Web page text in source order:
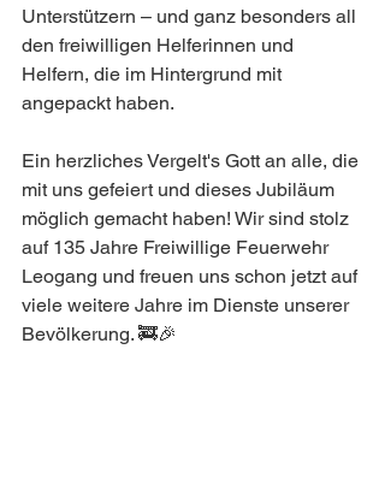
Unterstützern – und ganz besonders all
den freiwilligen Helferinnen und
Helfern, die im Hintergrund mit
angepackt haben.
Ein herzliches Vergelt's Gott an alle, die
mit uns gefeiert und dieses Jubiläum
möglich gemacht haben! Wir sind stolz
auf 135 Jahre Freiwillige Feuerwehr
Leogang und freuen uns schon jetzt auf
viele weitere Jahre im Dienste unserer
Bevölkerung. 🚒🎉